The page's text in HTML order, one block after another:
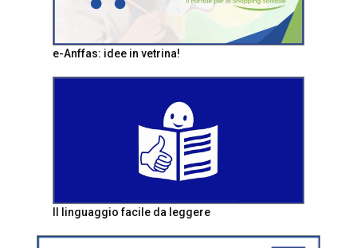
e-Anffas: idee in vetrina!
Il linguaggio facile da leggere